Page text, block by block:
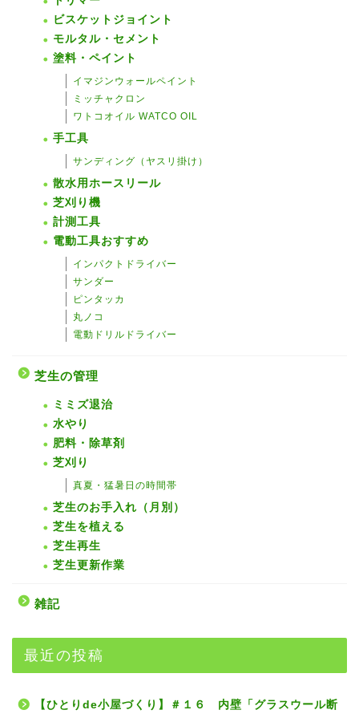
ビスケットジョイント
モルタル・セメント
塗料・ペイント
イマジンウォールペイント
ミッチャクロン
ワトコオイル WATCO OIL
手工具
サンディング（ヤスリ掛け）
散水用ホースリール
芝刈り機
計測工具
電動工具おすすめ
インパクトドライバー
サンダー
ピンタッカ
丸ノコ
電動ドリルドライバー
芝生の管理
ミミズ退治
水やり
肥料・除草剤
芝刈り
真夏・猛暑日の時間帯
芝生のお手入れ（月別）
芝生を植える
芝生再生
芝生更新作業
雑記
最近の投稿
【ひとりde小屋づくり】＃１６ 内壁「グラスウール断